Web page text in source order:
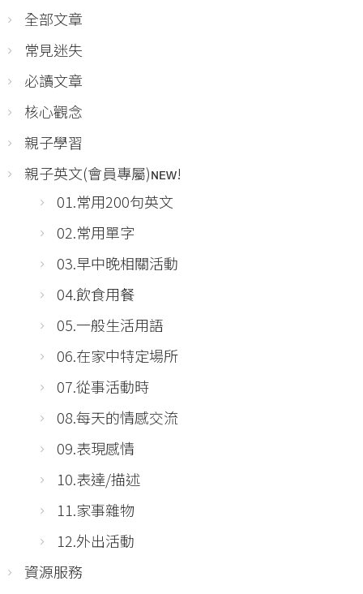
全部文章
常見迷失
必讀文章
核心觀念
親子學習
親子英文(會員專屬)ɴᴇᴡ!
01.常用200句英文
02.常用單字
03.早中晚相關活動
04.飲食用餐
05.一般生活用語
06.在家中特定場所
07.從事活動時
08.每天的情感交流
09.表現感情
10.表達/描述
11.家事雜物
12.外出活動
資源服務